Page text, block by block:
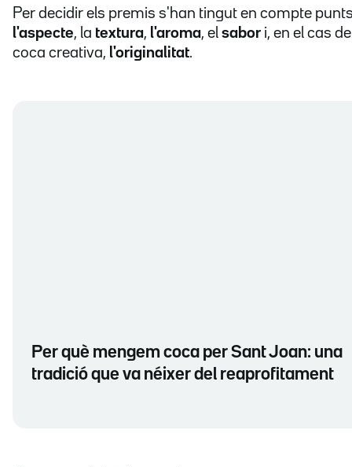
Per decidir els premis s'han tingut en compte
l'aspecte, la textura, l'aroma, el sabor i, en el cas
coca creativa, l'originalitat.
Per què mengem coca per Sant Joan: una
tradició que va néixer del reaprofitament